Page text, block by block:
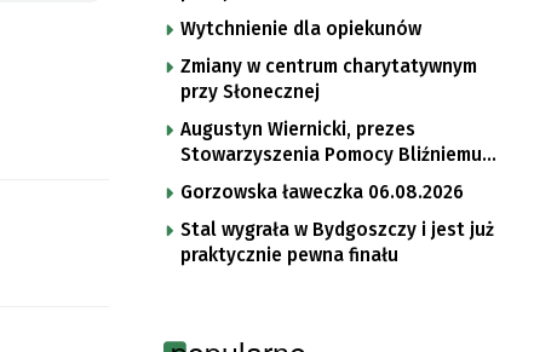
Wytchnienie dla opiekunów
Zmiany w centrum charytatywnym
przy Słonecznej
Augustyn Wiernicki, prezes
Stowarzyszenia Pomocy Bliźniemu
im. Brata Krystyna
Gorzowska ławeczka 06.08.2026
Stal wygrała w Bydgoszczy i jest już
praktycznie pewna finału